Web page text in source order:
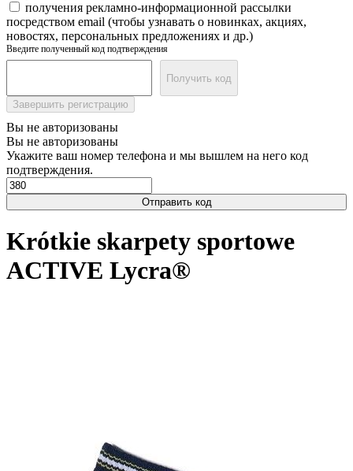
получения рекламно-информационной рассылки
посредством email (чтобы узнавать о новинках, акциях,
новостях, персональных предложениях и др.)
Введите полученный код подтверждения
Получить код
Завершить регистрацию
Вы не авторизованы
Вы не авторизованы
Укажите ваш номер телефона и мы вышлем на него код
подтверждения.
Отправить код
Krótkie skarpety sportowe
ACTIVE Lycra®